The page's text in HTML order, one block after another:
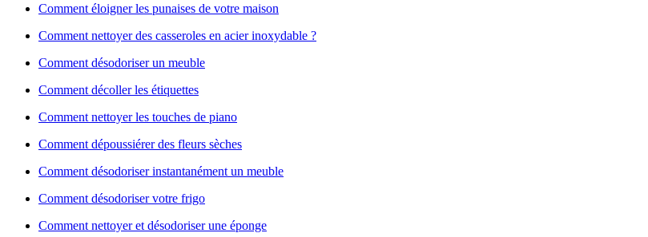
Comment éloigner les punaises de votre maison
Comment nettoyer des casseroles en acier inoxydable ?
Comment désodoriser un meuble
Comment décoller les étiquettes
Comment nettoyer les touches de piano
Comment dépoussiérer des fleurs sèches
Comment désodoriser instantanément un meuble
Comment désodoriser votre frigo
Comment nettoyer et désodoriser une éponge